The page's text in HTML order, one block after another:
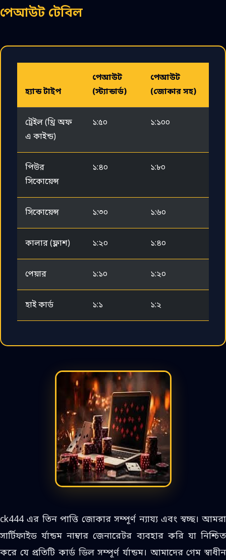
পেআউট টেবিল
হ্যান্ড টাইপ
পেআউট
(স্ট্যান্ডার্ড)
পেআউট
(জোকার সহ)
ট্রেইল (থ্রি অফ
এ কাইন্ড)
১:৫০ ১:১০০
পিউর
সিকোয়েন্স
১:৪০ ১:৮০
সিকোয়েন্স ১:৩০ ১:৬০
কালার (ফ্লাশ) ১:২০ ১:৪০
পেয়ার ১:১০ ১:২০
হাই কার্ড ১:১ ১:২
ck444 এর তিন পাত্তি জোকার সম্পূর্ণ ন্যায্য এবং স্বচ্ছ। আমরা
সার্টিফাইড র্যান্ডম নাম্বার জেনারেটর ব্যবহার করি যা নিশ্চিত
করে যে প্রতিটি কার্ড ডিল সম্পূর্ণ র্যান্ডম। আমাদের গেম স্বাধীন